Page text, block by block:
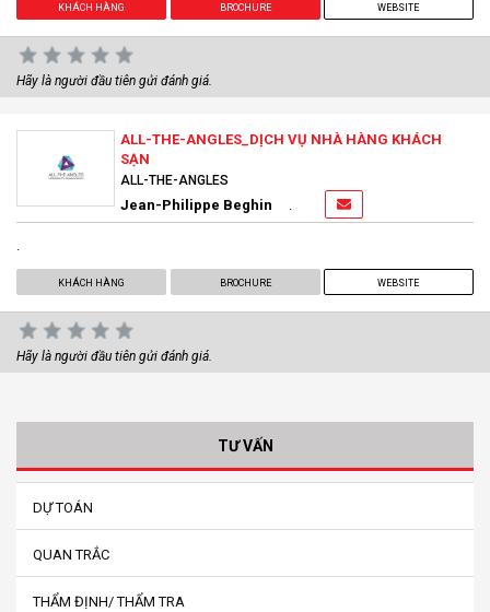
KHÁCH HÀNG BROCHURE WEBSITE
Hãy là người đầu tiên gửi đánh giá.
ALL-THE-ANGLES_DỊCH VỤ NHÀ HÀNG KHÁCH
SẠN
ALL-THE-ANGLES
Jean-Philippe Beghin
KHÁCH HÀNG BROCHURE WEBSITE
Hãy là người đầu tiên gửi đánh giá.
TƯ VẤN
DỰ TOÁN
QUAN TRẮC
THẨM ĐỊNH/ THẨM TRA